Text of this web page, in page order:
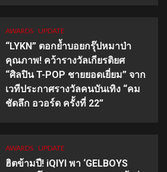
AWARDS UPDATE
“LYKN” ตอกย้ำบอยกรุ๊ปหมาป่า
คุณภาพ! คว้ารางวัลเกียรติยศ
“ศิลปิน T-POP ชายยอดเยี่ยม” จาก
เวทีประกาศรางวัลคนบันเทิง “คม
ชัดลึก อวอร์ด ครั้งที่ 22”
AWARDS UPDATE
ฮิตข้ามปี! iQIYI พา ‘GELBOYS